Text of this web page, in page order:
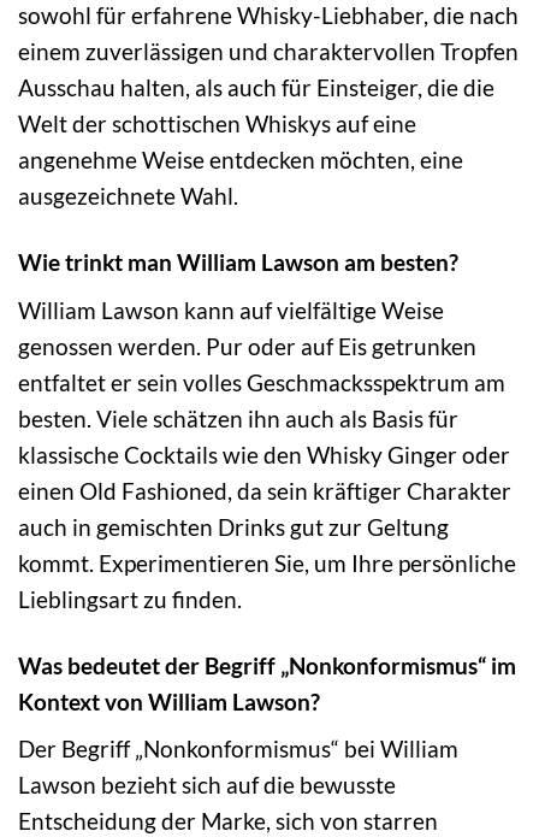
sowohl für erfahrene Whisky-Liebhaber, die nach
einem zuverlässigen und charaktervollen Tropfen
Ausschau halten, als auch für Einsteiger, die die
Welt der schottischen Whiskys auf eine
angenehme Weise entdecken möchten, eine
ausgezeichnete Wahl.
Wie trinkt man William Lawson am besten?
William Lawson kann auf vielfältige Weise
genossen werden. Pur oder auf Eis getrunken
entfaltet er sein volles Geschmacksspektrum am
besten. Viele schätzen ihn auch als Basis für
klassische Cocktails wie den Whisky Ginger oder
einen Old Fashioned, da sein kräftiger Charakter
auch in gemischten Drinks gut zur Geltung
kommt. Experimentieren Sie, um Ihre persönliche
Lieblingsart zu finden.
Was bedeutet der Begriff „Nonkonformismus“ im
Kontext von William Lawson?
Der Begriff „Nonkonformismus“ bei William
Lawson bezieht sich auf die bewusste
Entscheidung der Marke, sich von starren